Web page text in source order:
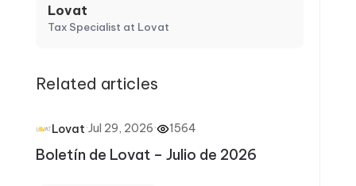
Lovat
Tax Specialist at Lovat
Related articles
Lovat·Jul 29, 2026· 1564
Boletín de Lovat – Julio de 2026